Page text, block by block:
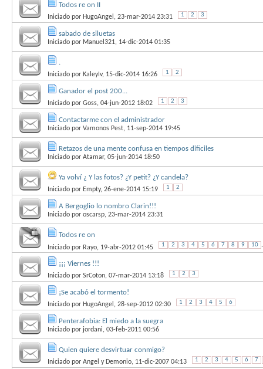
Todos re on II
Iniciado por HugoAngel , 23-mar-2014 23:31 1 2 3
sabado de siluetas
Iniciado por Manuel321, 14-dic-2014 01:35
.
Iniciado por KaleyIv, 15-dic-2014 16:26 1 2
Ganador el post 200...
Iniciado por Goss, 04-jun-2012 18:02 1 2 3
Contactarme con el administrador
Iniciado por Vamonos Pest, 11-sep-2014 19:45
Retazos de una mente confusa en tiempos dificiles
Iniciado por Atamar, 05-jun-2014 18:50
Ya volví ¿ Y las fotos? ¿Y petit? ¿Y candela?
Iniciado por Empty, 26-ene-2014 15:19 1 2
A Bergoglio lo nombro Clarin!!!
Iniciado por oscarsp, 23-mar-2014 23:31
Todos re on
Iniciado por Rayo, 19-abr-2012 01:45 1 2 3 4 5 6 7 8 9 10
¡¡¡ Viernes !!!
Iniciado por SrCoton, 07-mar-2014 13:18 1 2 3
¡Se acabó el tormento!
Iniciado por HugoAngel , 28-sep-2012 02:30 1 2 3 4 5 6
Penterafobia: El miedo a la suegra
Iniciado por jordani, 03-feb-2011 00:56
Quien quiere desvirtuar conmigo?
Iniciado por Angel y Demonio, 11-dic-2007 04:13 1 2 3 4 5 6 7